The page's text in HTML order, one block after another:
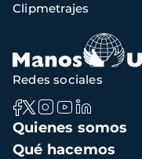
Clipmetrajes
Navegación
principal
Quienes somos
Qué hacemos
Redes sociales